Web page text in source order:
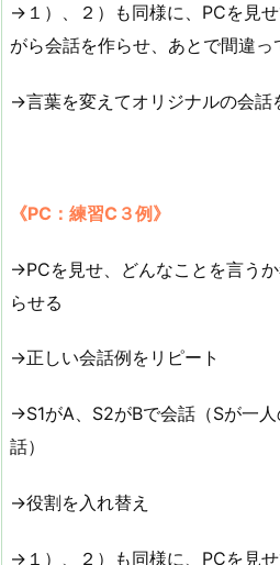
→１）、２）も同様に、PCを見
がら会話を作らせ、あとで間違
→言葉を変えてオリジナルの会話
《PC：練習C３例》
→PCを見せ、どんなことを言う
らせる
→正しい会話例をリピート
→S1がA、S2がBで会話（Sが一
話）
→役割を入れ替え
→１）、２）も同様に、PCを見